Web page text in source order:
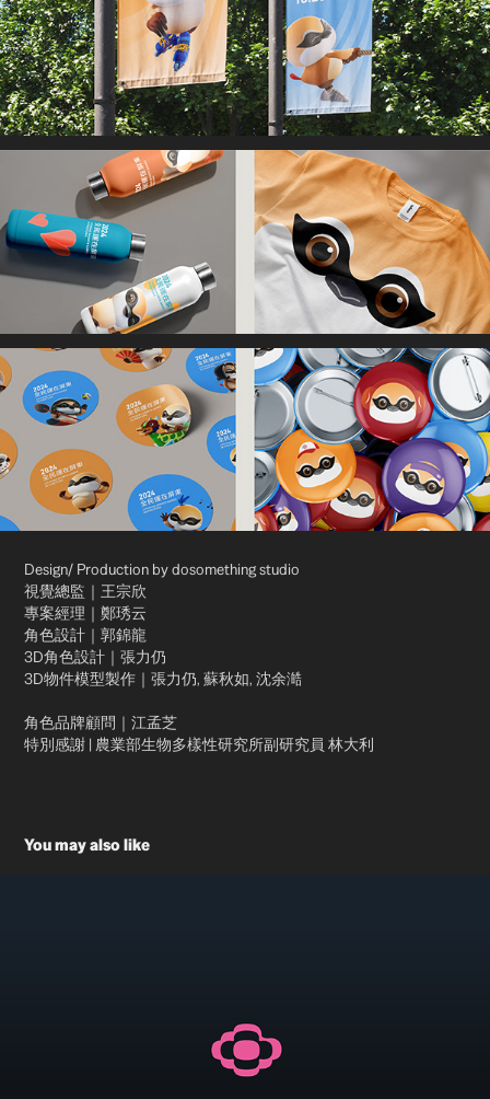
Design/ Production by dosomething studio
視覺總監｜王宗欣
專案經理｜鄭琇云
角色設計｜郭錦龍
3D角色設計｜張力仍
3D物件模型製作｜張力仍, 蘇秋如, 沈余澔
角色品牌顧問｜江孟芝
特別感謝 | 農業部生物多樣性研究所副研究員 林大利
You may also like
COZY PUNCH Branding Design 品牌設計